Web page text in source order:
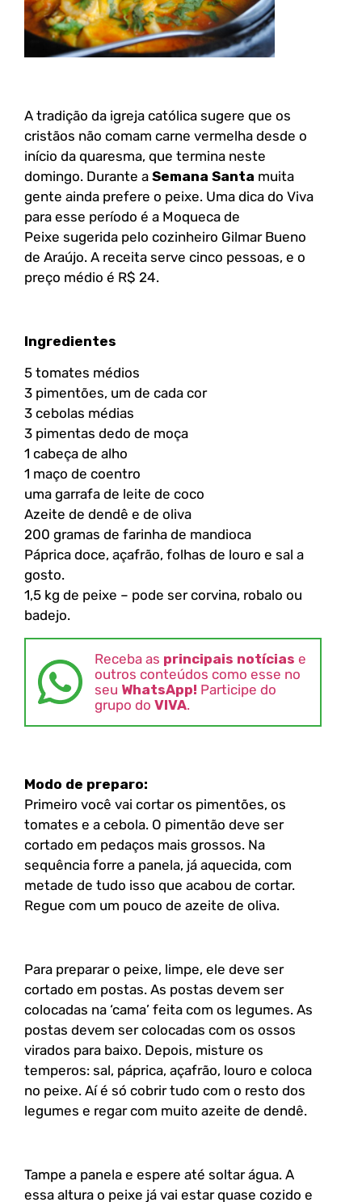
A tradição da igreja católica sugere que os
cristãos não comam carne vermelha desde o
início da quaresma, que termina neste
domingo. Durante a Semana Santa muita
gente ainda prefere o peixe. Uma dica do Viva
para esse período é a Moqueca de
Peixe sugerida pelo cozinheiro Gilmar Bueno
de Araújo. A receita serve cinco pessoas, e o
preço médio é R$ 24.
Ingredientes
5 tomates médios
3 pimentões, um de cada cor
3 cebolas médias
3 pimentas dedo de moça
1 cabeça de alho
1 maço de coentro
uma garrafa de leite de coco
Azeite de dendê e de oliva
200 gramas de farinha de mandioca
Páprica doce, açafrão, folhas de louro e sal a
gosto.
1,5 kg de peixe – pode ser corvina, robalo ou
badejo.
Receba as principais notícias e
outros conteúdos como esse no
seu WhatsApp! Participe do
grupo do VIVA.
Modo de preparo:
Primeiro você vai cortar os pimentões, os
tomates e a cebola. O pimentão deve ser
cortado em pedaços mais grossos. Na
sequência forre a panela, já aquecida, com
metade de tudo isso que acabou de cortar.
Regue com um pouco de azeite de oliva.
Para preparar o peixe, limpe, ele deve ser
cortado em postas. As postas devem ser
colocadas na ‘cama’ feita com os legumes. As
postas devem ser colocadas com os ossos
virados para baixo. Depois, misture os
temperos: sal, páprica, açafrão, louro e coloca
no peixe. Aí é só cobrir tudo com o resto dos
legumes e regar com muito azeite de dendê.
Tampe a panela e espere até soltar água. A
essa altura o peixe já vai estar quase cozido e